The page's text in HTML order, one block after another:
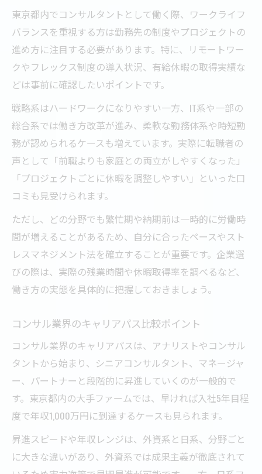
東京都内でコンサルタントとして働く際、ワークライフ
バランスを重視する方は勤務先の制度やプロジェクトの
進め方に注目する必要があります。特に、リモートワー
クやフレックス制度の導入状況、有給休暇の取得実績な
どは事前に確認したいポイントです。
戦略系はハードワークになりやすい一方、IT系や一部の
総合系では働き方改革が進み、柔軟な勤務体系や時短勤
務が認められるケースも増えています。実際に転職者の
声として「前職よりも家庭との両立がしやすくなった」
「プロジェクトごとに休暇を調整しやすい」といった口
コミも見受けられます。
ただし、どの分野でも繁忙期や納期前は一時的に労働時
間が増えることがあるため、自分に合ったペースやスト
レスマネジメント法を確立することが重要です。企業選
びの際は、実際の残業時間や休暇取得率を調べるなど、
働き方の実態を具体的に把握しておきましょう。
コンサル業界のキャリアパス比較ポイント
コンサル業界のキャリアパスは、アナリストやコンサル
タントから始まり、シニアコンサルタント、マネージャ
ー、パートナーと段階的に昇進していくのが一般的で
す。東京都内の大手ファームでは、早ければ入社5年目程
度で年収1,000万円に到達するケースも見られます。
昇進スピードや年収レンジは、外資系と日系、分野ごと
に大きな違いがあり、外資系では成果主義が徹底されて